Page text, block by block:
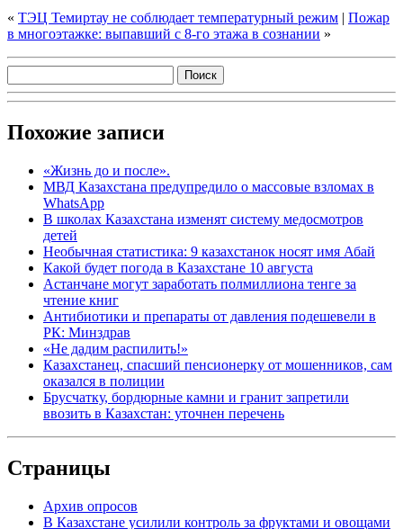
« ТЭЦ Темиртау не соблюдает температурный режим | Пожар
в многоэтажке: выпавший с 8-го этажа в сознании »
Похожие записи
«Жизнь до и после».
МВД Казахстана предупредило о массовые взломах в
WhatsApp
В школах Казахстана изменят систему медосмотров
детей
Необычная статистика: 9 казахстанок носят имя Абай
Какой будет погода в Казахстане 10 августа
Астанчане могут заработать полмиллиона тенге за
чтение книг
Антибиотики и препараты от давления подешевели в
РК: Минздрав
«Не дадим распилить!»
Казахстанец, спасший пенсионерку от мошенников, сам
оказался в полиции
Брусчатку, бордюрные камни и гранит запретили
ввозить в Казахстан: уточнен перечень
Страницы
Архив опросов
В Казахстане усилили контроль за фруктами и овощами